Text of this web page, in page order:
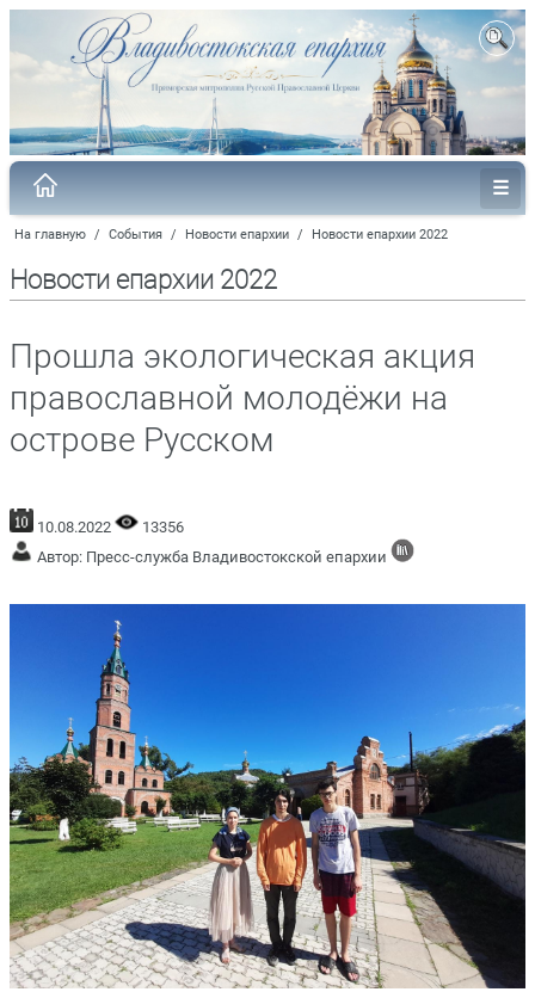
На главную / События / Новости епархии / Новости епархии 2022
Новости епархии 2022
Прошла экологическая акция
православной молодёжи на
острове Русском
10.08.2022
13356
Автор: Пресс-служба Владивостокской епархии